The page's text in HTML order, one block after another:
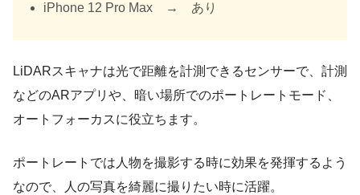
iPhone 12 Pro Max → あり
LiDARスキャナは光で距離を計測できるセンサーで、計測
などのARアプリや、暗い場所でのポートレートモード、
オートフォーカスに役立ちます。
ポートレートでは人物を撮影する時に効果を発揮するよう
なので、人の写真を綺麗に撮りたい時に活躍。